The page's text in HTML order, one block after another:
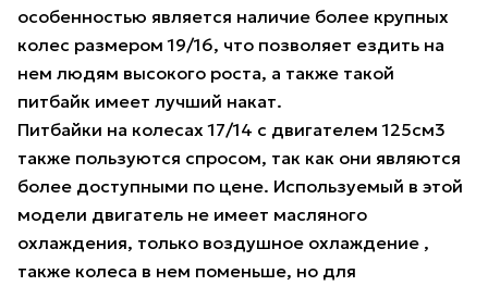
особенностью является наличие более крупных
колес размером 19/16, что позволяет ездить на
нем людям высокого роста, а также такой
питбайк имеет лучший накат.
Питбайки на колесах 17/14 с двигателем 125см3
также пользуются спросом, так как они являются
более доступными по цене. Используемый в этой
модели двигатель не имеет масляного
охлаждения, только воздушное охлаждение ,
также колеса в нем поменьше, но для